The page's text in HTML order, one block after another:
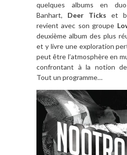
quelques albums en
Banhart, Deer Ticks et
revient avec son groupe
deuxième album des plus
et y livre une exploration
peut être l’atmosphère en
confrontant à la notion de
Tout un programme…